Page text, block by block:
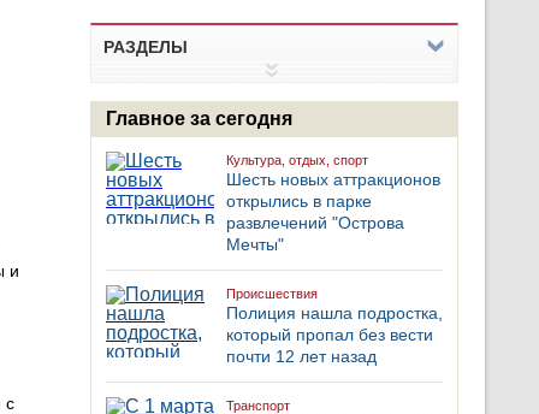
РАЗДЕЛЫ
Главное за сегодня
Культура, отдых, спорт
Шесть новых аттракционов
открылись в парке
развлечений "Острова
Мечты"
Происшествия
Полиция нашла подростка,
который пропал без вести
почти 12 лет назад
Транспорт
и
с